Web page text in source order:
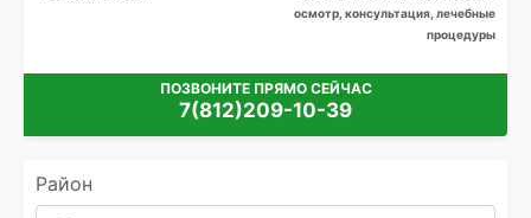
осмотр, консультация, лечебные
процедуры
ПОЗВОНИТЕ ПРЯМО СЕЙЧАС
7(812)209-10-39
Район